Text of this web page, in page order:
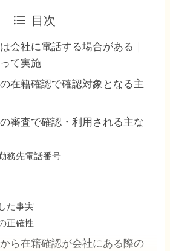
目次
会社に電話する場合がある｜
て実施
在籍確認で確認対象となる主
審査で確認・利用される主な
務先電話番号
た事実
正確性
ら在籍確認が会社にある際の